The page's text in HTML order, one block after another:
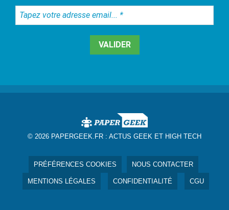
Tapez
votre
© 2026 PAPERGEEK.FR : ACTUS GEEK ET HIGH TECH
PRÉFÉRENCES COOKIES NOUS CONTACTER
MENTIONS LÉGALES CONFIDENTIALITÉ CGU